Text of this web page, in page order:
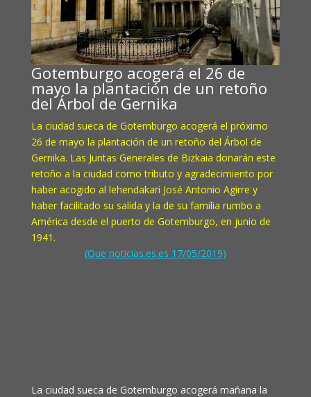
Gotemburgo acogerá el 26 de
mayo la plantación de un retoño
del Árbol de Gernika
La ciudad sueca de Gotemburgo acogerá el próximo
26 de mayo la plantación de un retoño del Árbol de
Gernika. Las Juntas Generales de Bizkaia donarán este
retoño a la ciudad como tributo y agradecimiento por
haber acogido al lehendakari José Antonio Agirre y
haber facilitado su salida y la de su familia rumbo a
América desde el puerto de Gotemburgo, en junio de
1941.
(Que noticias.es.es 17/05/2019)
La ciudad sueca de Gotemburgo acogerá mañana la